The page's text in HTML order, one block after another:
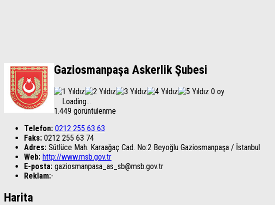
Gaziosmanpaşa Askerlik Şubesi
0 oy
Loading...
1.449 görüntülenme
Telefon: 0212 255 63 63
Faks: 0212 255 63 74
Adres: Sütlüce Mah. Karaağaç Cad. No:2 Beyoğlu Gaziosmanpaşa / İstanbul
Web: http://www.msb.gov.tr
E-posta: gaziosmanpasa_as_sb@msb.gov.tr
Reklam:-
Harita